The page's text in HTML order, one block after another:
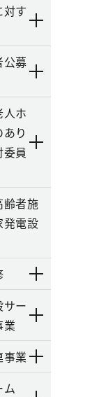
す
公募
ホ
り
員
齢者施
発電設
ー
業
業
ム